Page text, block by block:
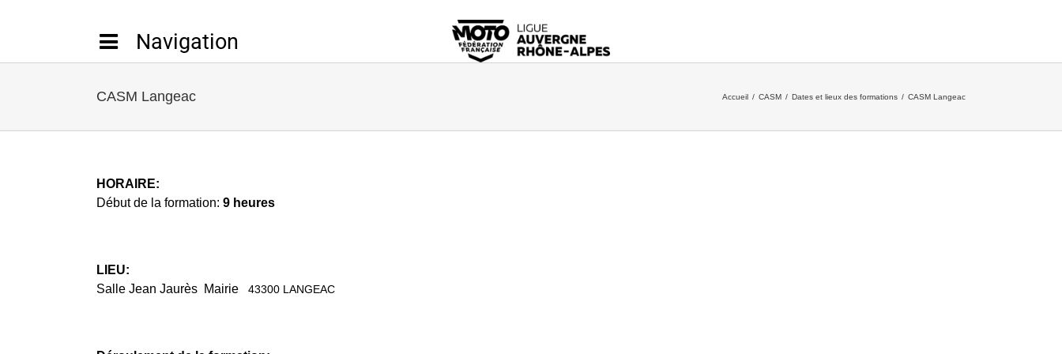
CASM Langeac Accueil / CASM / Dates et lieux des formations / CASM Langeac
HORAIRE:
Début de la formation: 9 heures
LIEU:
Salle Jean Jaurès Mairie 43300 LANGEAC